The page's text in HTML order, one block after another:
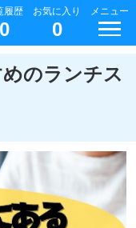
履歴
0
お気に入り
0
メニュー
のランチス